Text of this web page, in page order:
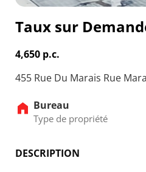
Taux sur
4,650 p.c.
455 Rue Du Marais Rue
Bureau
Type de propriété
DESCRIPTION